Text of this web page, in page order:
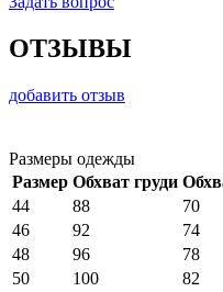
ОТЗЫВЫ
добавить отзыв
Размеры одежды
Размер Обхват груди
44
88 70
46
92 74
48
96 78
50
100 82